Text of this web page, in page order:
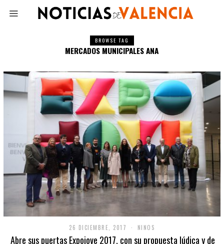
BROWSE TAG
MERCADOS MUNICIPALES ANA
26 DICIEMBRE, 2017 NINOS
Abre sus puertas Expojove 2017, con su propuesta lúdica y de